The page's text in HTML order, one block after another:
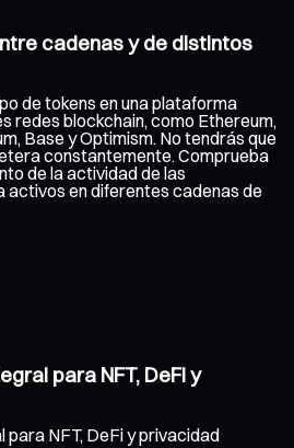
cadenas y de distintos
de tokens en una plataforma
redes blockchain, como Ethereum,
Base y Optimism. No tendrás que
constantemente. Comprueba
de la actividad de las
activos en diferentes cadenas de
para NFT, DeFi y
para NFT, DeFi y privacidad